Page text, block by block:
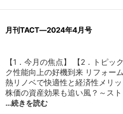
月刊TACT―2024年4月号
【1．今月の焦点】 【2．トピッ
ク性能向上の好機到来 リフォー
熱リノベで快適性と経済性メリ
株価の資産効果も追い風？～ス
…続きを読む